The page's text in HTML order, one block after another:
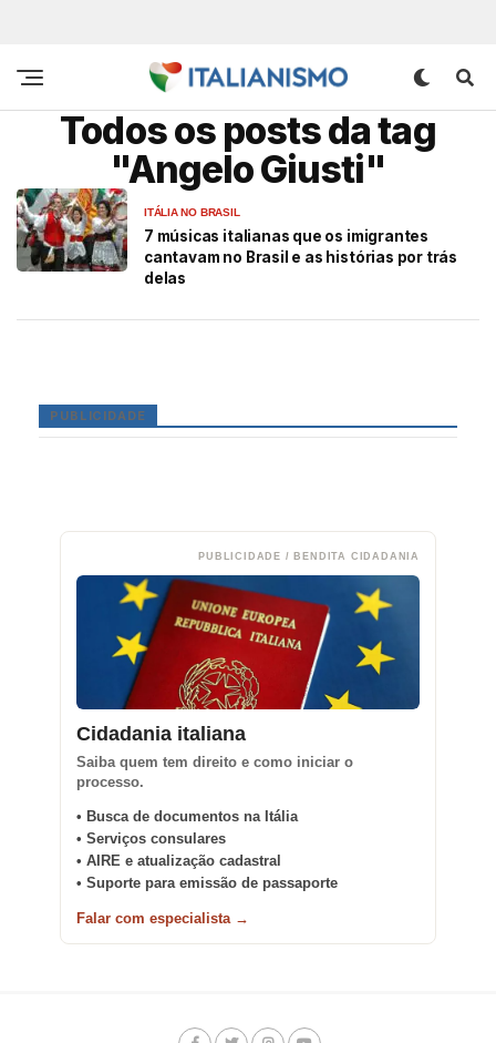
Todos os posts da tag
"Angelo Giusti"
ITÁLIA NO BRASIL
7 músicas italianas que os imigrantes
cantavam no Brasil e as histórias por trás
delas
PUBLICIDADE
PUBLICIDADE / BENDITA CIDADANIA
Cidadania italiana
Saiba quem tem direito e como iniciar o
processo.
• Busca de documentos na Itália
• Serviços consulares
• AIRE e atualização cadastral
• Suporte para emissão de passaporte
Falar com especialista →